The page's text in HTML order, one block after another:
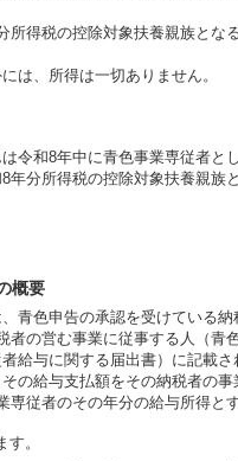
得税の控除対象扶養親族とな
は、所得は一切ありません。
令和8年中に青色事業専従者と
年分所得税の控除対象扶養親族
概要
青色申告の承認を受けている
の営む事業に従事する人（青
給与に関する届出書）に記載
の給与支払額をその納税者の事
専従者のその年分の給与所得と
。